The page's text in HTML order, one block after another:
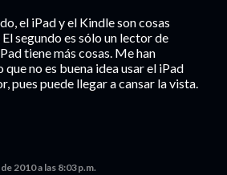
el iPad y el Kindle son cosas
segundo es sólo un lector de
tiene más cosas. Me han
no es buena idea usar el iPad
pues puede llegar a cansar la vista.
2010 a las 8:03 p.m.